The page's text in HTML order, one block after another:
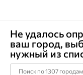
Главная Каталог
Браслет,
Не удалось
ваш город,
нужный из